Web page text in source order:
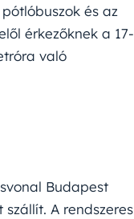
és az
érkezőknek a 17-
való
Budapest
A rendszeres